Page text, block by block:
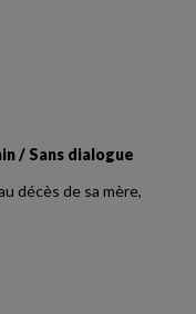
/ Sans dialogue
décès de sa mère,